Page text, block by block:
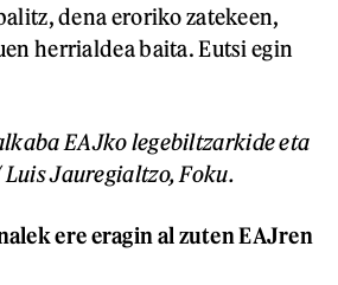
dena eroriko zatekeen,
herrialdea baita. Eutsi egin
EAJko legebiltzarkide eta
Jauregialtzo, Foku.
ere eragin al zuten EAJren